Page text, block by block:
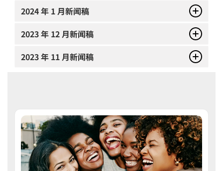
2024 年 1 月新闻稿
2023 年 12 月新闻稿
2023 年 11 月新闻稿